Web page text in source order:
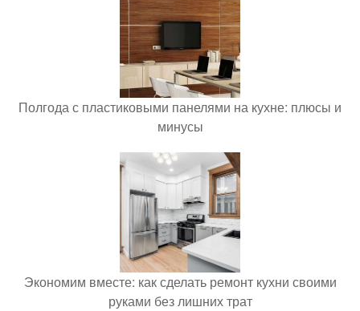
Полгода с пластиковыми панелями на кухне: плюсы и
минусы
Экономим вместе: как сделать ремонт кухни своими
руками без лишних трат